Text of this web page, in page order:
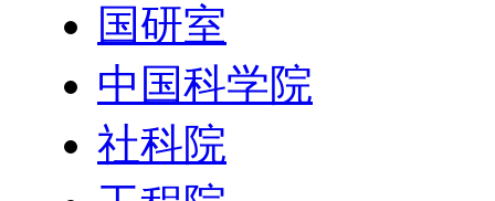
国研室
中国科学院
社科院